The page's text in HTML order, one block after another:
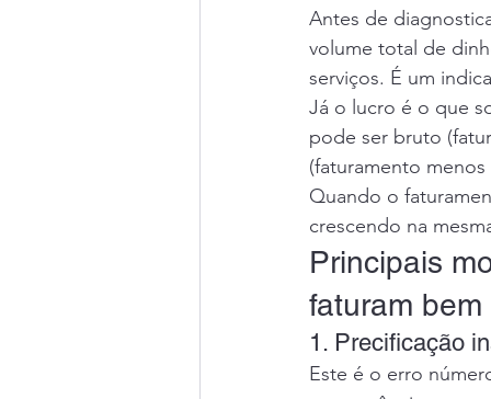
Antes de
volume total de
serviços. É um
Já o lucro é o que
pode ser bruto
(faturamento
Quando o
crescendo na
Principais
faturam bem
1. Precificação
Este é o erro